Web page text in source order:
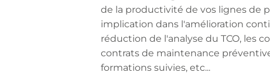
de la productivité de vos lignes de
implication dans l'amélioration
réduction de l'analyse du TCO, les
contrats de maintenance
formations suivies, etc...